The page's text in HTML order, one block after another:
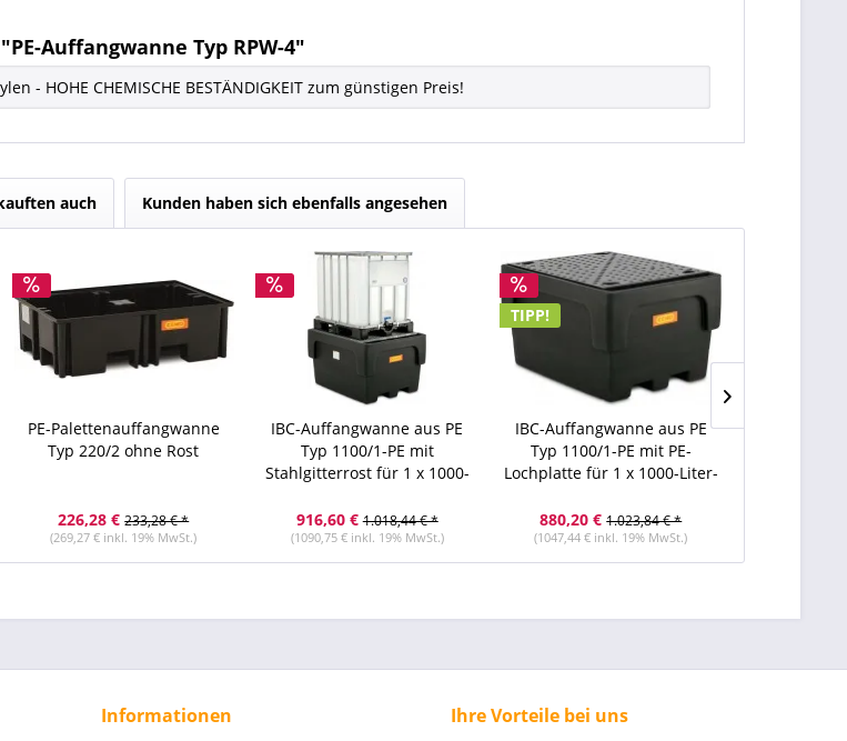
Auffangwanne Typ RPW-4"
- HOHE CHEMISCHE BESTÄNDIGKEIT zum günstigen Preis!
auch Kunden haben sich ebenfalls angesehen
PE-Palettenauffangwanne
Typ 220/2 ohne Rost
226,28 € 233,28 € *
(269,27 € inkl. 19% MwSt.)
IBC-Auffangwanne aus PE
Typ 1100/1-PE mit
Stahlgitterrost für 1 x 1000-
916,60 € 1.018,44 € *
(1090,75 € inkl. 19% MwSt.)
TIPP!
IBC-Auffangwanne aus PE
Typ 1100/1-PE mit PE-
Lochplatte für 1 x 1000-Liter-
880,20 € 1.023,84 € *
(1047,44 € inkl. 19% MwSt.)
Informationen Ihre Vorteile bei uns